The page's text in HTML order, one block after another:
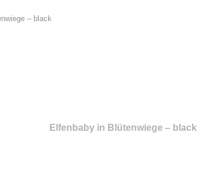
Elfenbaby in Blütenwiege – black